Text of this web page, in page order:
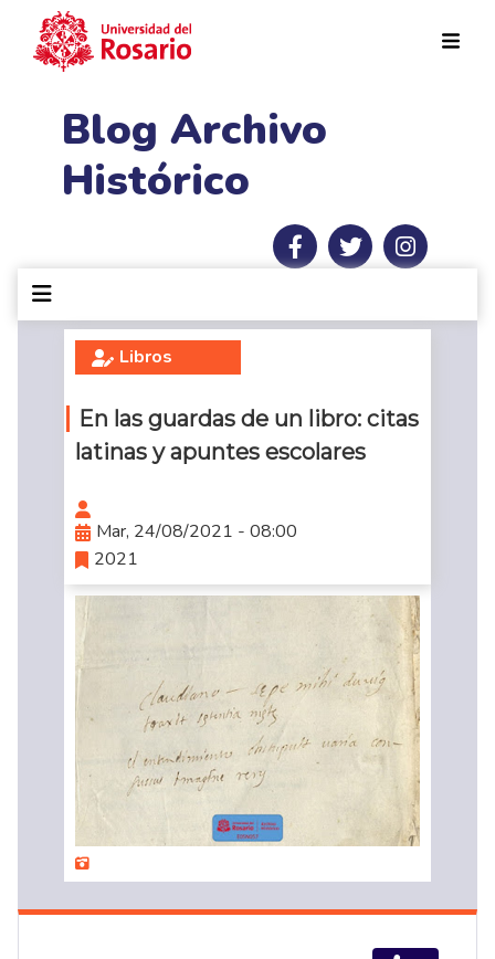
Blog Archivo
Histórico
Libros
En las guardas de un libro: citas
latinas y apuntes escolares
Mar, 24/08/2021 - 08:00
2021